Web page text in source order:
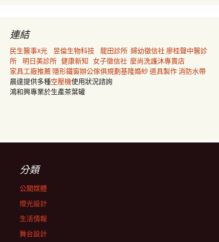
連結
民生醫事X光 昱倫生物科技 龍田診所 婦幼徵信社 廖桂聲中醫診
所
明日美診所 健康新知 女子徵信社 麼尚洗護沐專賣店
家具工廠推薦 隱形鐵窗辦公傢俱規劃基隆婚紗道具製作消防水帶
晨達提供多種空壓機使用狀況諮詢
鴻和興專業於生產茶葉罐
分類
公關媒體
燈光設計
生活情報
舞台設計